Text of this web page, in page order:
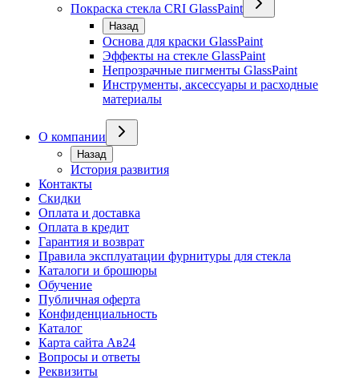
Покраска стекла CRI GlassPaint
Назад
Основа для краски GlassPaint
Эффекты на стекле GlassPaint
Непрозрачные пигменты GlassPaint
Инструменты, аксессуары и расходные
материалы
О компании
Назад
История развития
Контакты
Скидки
Оплата и доставка
Оплата в кредит
Гарантия и возврат
Правила эксплуатации фурнитуры для стекла
Каталоги и брошюры
Обучение
Публичная оферта
Конфиденциальность
Каталог
Карта сайта Ав24
Вопросы и ответы
Реквизиты